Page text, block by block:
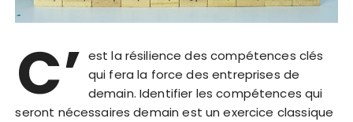
C’ est la résilience des compétences clés
qui fera la force des entreprises de
demain. Identifier les compétences qui
seront nécessaires demain est un exercice classique